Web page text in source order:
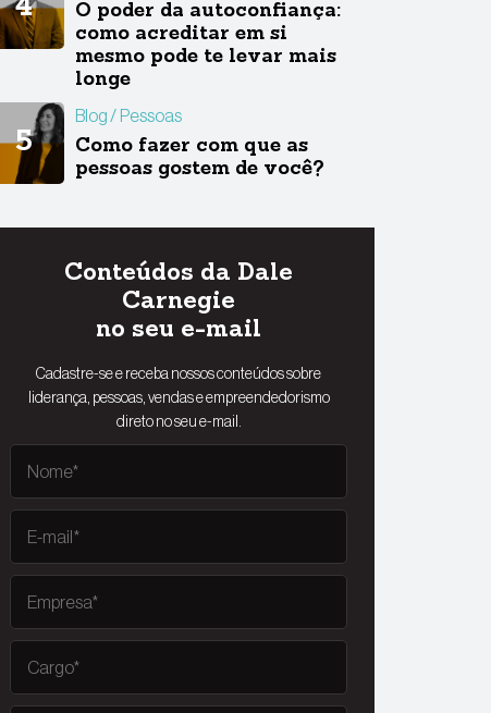
O poder da autoconfiança:
como acreditar em si
mesmo pode te levar mais
longe
Blog Pessoas
Como fazer com que as
pessoas gostem de você?
Conteúdos da Dale
Carnegie
no seu e-mail
Cadastre-se e receba nossos conteúdos sobre
liderança, pessoas, vendas e empreendedorismo
direto no seu e-mail.